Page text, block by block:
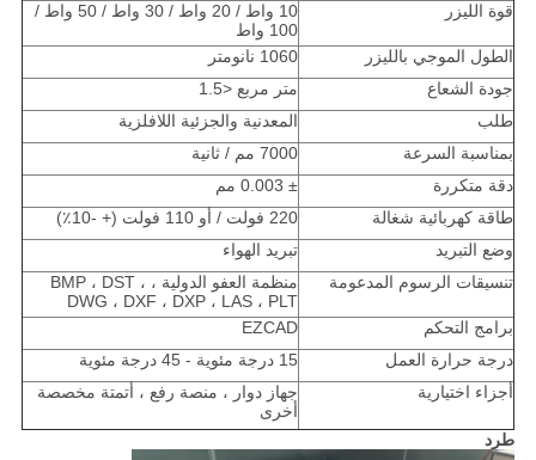
قوة الليزر
10 واط / 20 واط / 30 واط / 50 واط /
100 واط
الطول الموجي بالليزر
1060 نانومتر
جودة الشعاع
متر مربع <1.5
طلب
المعدنية والجزئية اللافلزية
بمناسبة السرعة
7000 مم / ثانية
دقة متكررة
± 0.003 مم
طاقة كهربائية شغالة
220 فولت / أو 110 فولت (+ -10٪)
وضع التبريد
تبريد الهواء
تنسيقات الرسوم المدعومة
منظمة العفو الدولية ، BMP ، DST ،
DWG ، DXF ، DXP ، LAS ، PLT
برامج التحكم
EZCAD
درجة حرارة العمل
15 درجة مئوية - 45 درجة مئوية
أجزاء اختيارية
جهاز دوار ، منصة رفع ، أتمتة مخصصة
أخرى
طرد